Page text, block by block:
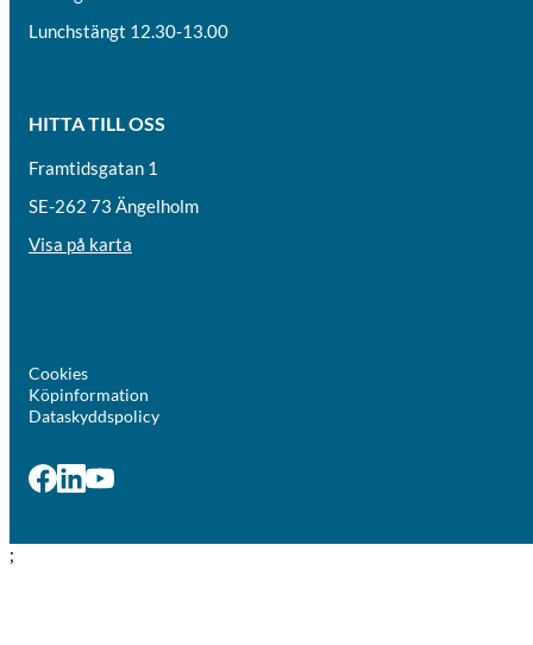
Lunchstängt 12.30-13.00
HITTA TILL OSS
Framtidsgatan 1
SE-262 73 Ängelholm
Visa på karta
Cookies
Köpinformation
Dataskyddspolicy
;